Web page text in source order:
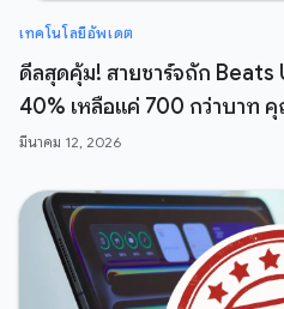
เทคโนโลยีอัพเดต
ดีลสุดคุ้ม! สายชาร์จถัก
40% เหลือแค่ 700 กว่าบาท
สบายกระเป๋า
มีนาคม 12, 2026